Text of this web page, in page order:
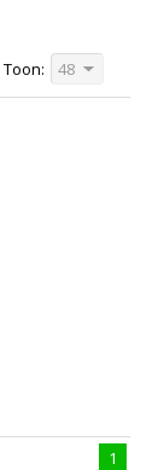
Toon: 48
1